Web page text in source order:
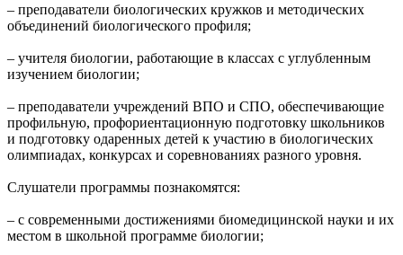
– преподаватели биологических кружков и методических
объединений биологического профиля;
– учителя биологии, работающие в классах с углубленным
изучением биологии;
– преподаватели учреждений ВПО и СПО, обеспечивающие
профильную, профориентационную подготовку школьников
и подготовку одаренных детей к участию в биологических
олимпиадах, конкурсах и соревнованиях разного уровня.
Слушатели программы познакомятся:
– с современными достижениями биомедицинской науки и их
местом в школьной программе биологии;